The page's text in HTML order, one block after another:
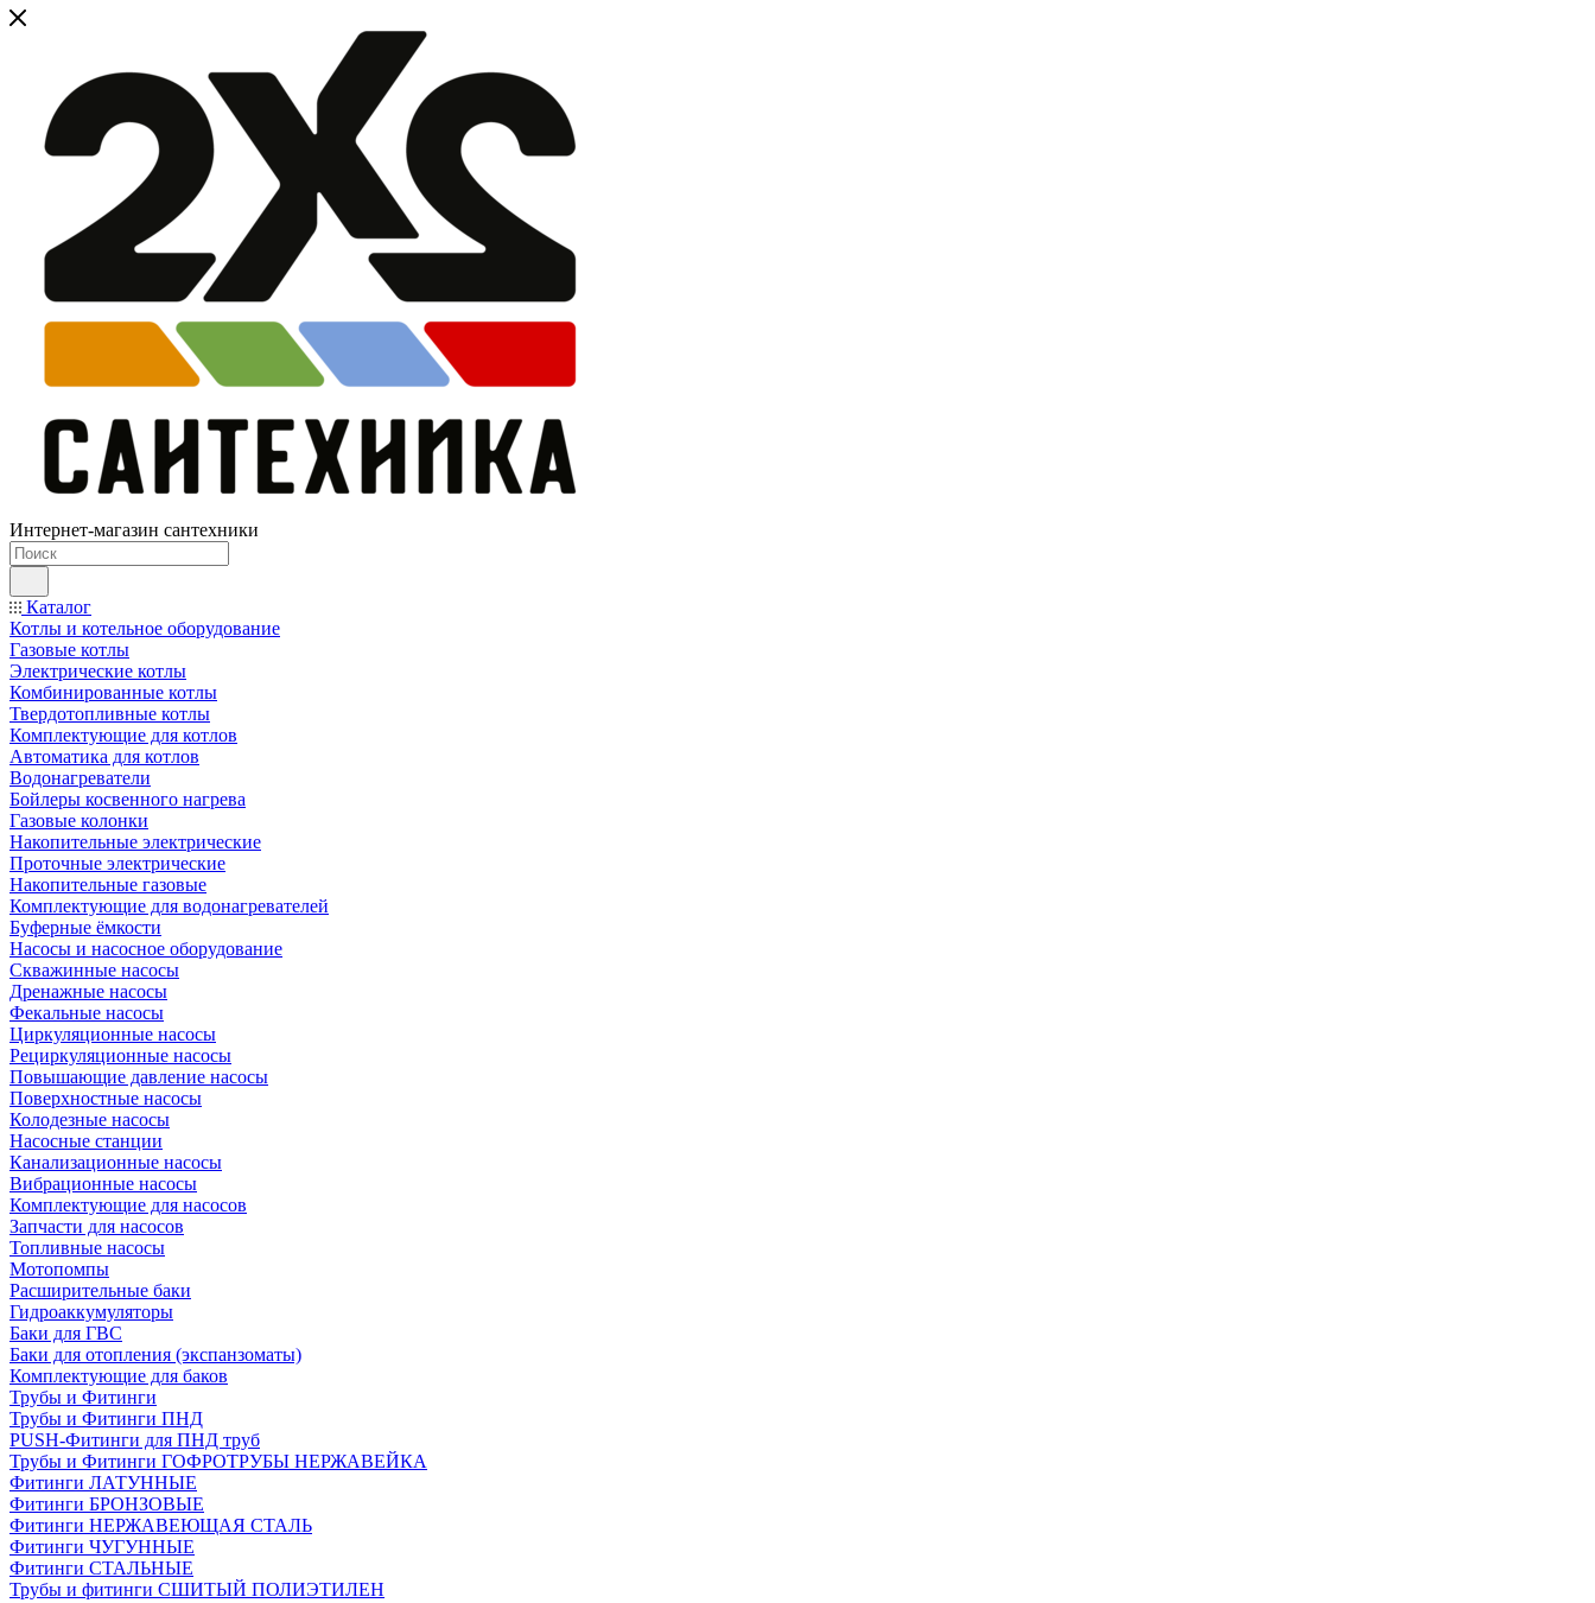
Интернет-магазин сантехники
Каталог
Котлы и котельное оборудование
Газовые котлы
Электрические котлы
Комбинированные котлы
Твердотопливные котлы
Комплектующие для котлов
Автоматика для котлов
Водонагреватели
Бойлеры косвенного нагрева
Газовые колонки
Накопительные электрические
Проточные электрические
Накопительные газовые
Комплектующие для водонагревателей
Буферные ёмкости
Насосы и насосное оборудование
Скважинные насосы
Дренажные насосы
Фекальные насосы
Циркуляционные насосы
Рециркуляционные насосы
Повышающие давление насосы
Поверхностные насосы
Колодезные насосы
Насосные станции
Канализационные насосы
Вибрационные насосы
Комплектующие для насосов
Запчасти для насосов
Топливные насосы
Мотопомпы
Расширительные баки
Гидроаккумуляторы
Баки для ГВС
Баки для отопления (экспанзоматы)
Комплектующие для баков
Трубы и Фитинги
Трубы и Фитинги ПНД
PUSH-Фитинги для ПНД труб
Трубы и Фитинги ГОФРОТРУБЫ НЕРЖАВЕЙКА
Фитинги ЛАТУННЫЕ
Фитинги БРОНЗОВЫЕ
Фитинги НЕРЖАВЕЮЩАЯ СТАЛЬ
Фитинги ЧУГУННЫЕ
Фитинги СТАЛЬНЫЕ
Трубы и фитинги СШИТЫЙ ПОЛИЭТИЛЕН